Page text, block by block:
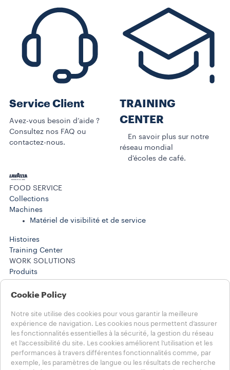
Service Client
Avez-vous besoin d’aide ?
Consultez nos FAQ ou
contactez-nous.
TRAINING
CENTER
En savoir plus sur notre
réseau mondial
d'écoles de café.
FOOD SERVICE
Collections
Machines​
Matériel de visibilité et de service
Histoires
Training Center
WORK SOLUTIONS
Produits
Histoires
FAQ
Contactez-nous
NOTES LÉGALES
Conditions d’utilisation
Cookie Policy
Notre site utilise des cookies pour vous garantir la meilleure
expérience de navigation. Les cookies nous permettent d’assurer
les fonctionnalités essentielles à la sécurité, la gestion du réseau
et l’accessibilité du site. Les cookies améliorent l’utilisation et les
performances à travers différentes fonctionnalités comme, par
exemple, les paramètres de langue ou les résultats de recherche